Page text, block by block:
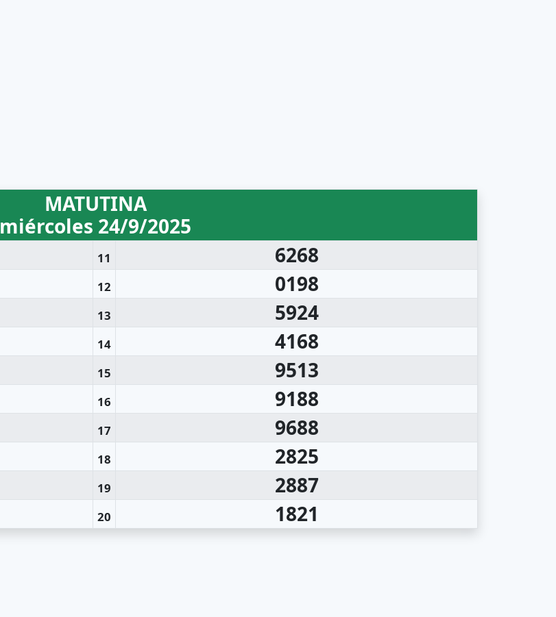
MATUTINA
miércoles 24/9/2025
11 6268
12 0198
13 5924
14 4168
15 9513
16 9188
17 9688
18 2825
19 2887
20 1821